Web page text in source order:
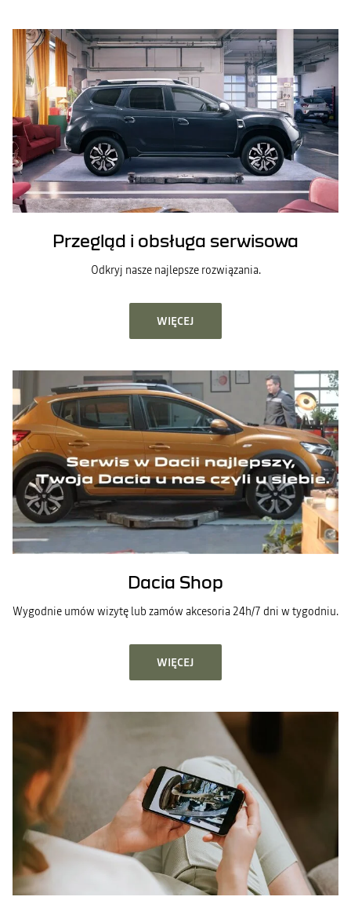
Przegląd i obsługa serwisowa
Odkryj nasze najlepsze rozwiązania.
WIĘCEJ
Dacia Shop
Wygodnie umów wizytę lub zamów akcesoria 24h/7 dni w tygodniu.
WIĘCEJ